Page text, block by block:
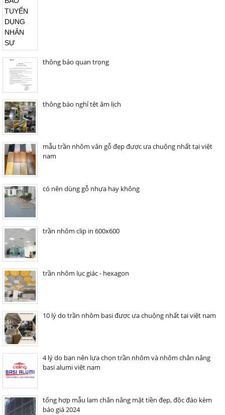
thông báo quan trọng
thông báo nghỉ têt âm lịch
mẫu trần nhôm vân gỗ đẹp được ưa chuộng nhất tại việt
nam
có nên dùng gỗ nhựa hay không
trần nhôm clip in 600x600
trần nhôm lục giác - hexagon
10 lý do trần nhôm basi được ưa chuộng nhất tại việt nam
4 lý do bạn nên lựa chọn trần nhôm và nhôm chắn nắng
basi alumi việt nam
tổng hợp mẫu lam chắn nắng mặt tiền đẹp, độc đáo kèm
báo giá 2024